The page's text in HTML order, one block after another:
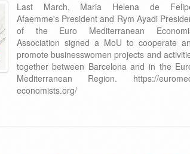
Last March, Maria Helena de
Afaemme's President and Rym Ayadi
of the Euro Mediterranean
Association signed a MoU to cooperate
promote businesswomen projects and
together between Barcelona and in the
Mediterranean Region. https://
economists.org/